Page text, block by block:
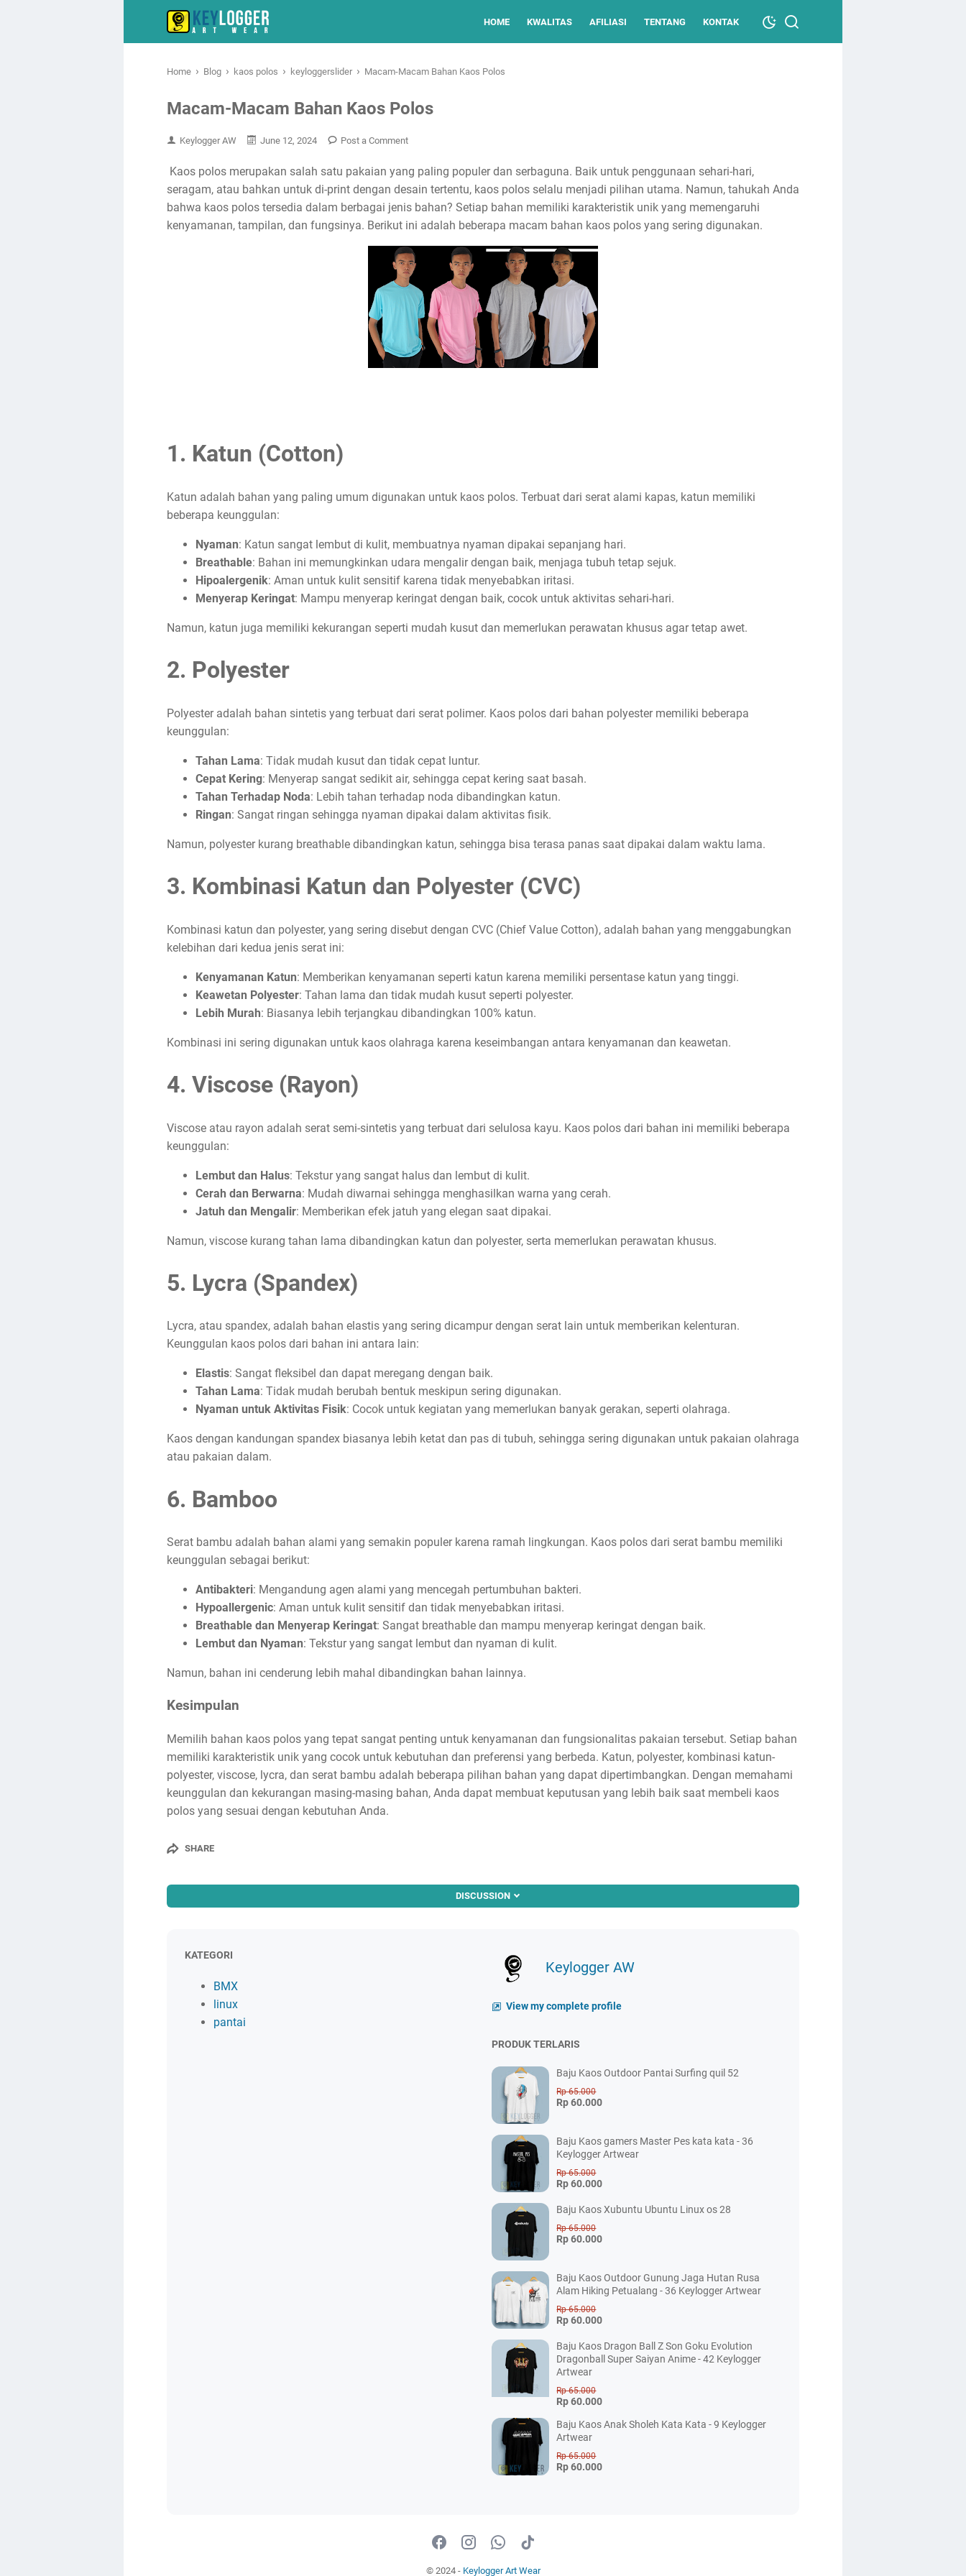
HOME KWALITAS AFILIASI TENTANG KONTAK
Home › Blog › kaos polos › keyloggerslider › Macam-Macam Bahan Kaos Polos
Macam-Macam Bahan Kaos Polos
Keylogger AW June 12, 2024 Post a Comment
Kaos polos merupakan salah satu pakaian yang paling populer dan serbaguna. Baik untuk penggunaan sehari-hari,
seragam, atau bahkan untuk di-print dengan desain tertentu, kaos polos selalu menjadi pilihan utama. Namun, tahukah Anda
bahwa kaos polos tersedia dalam berbagai jenis bahan? Setiap bahan memiliki karakteristik unik yang memengaruhi
kenyamanan, tampilan, dan fungsinya. Berikut ini adalah beberapa macam bahan kaos polos yang sering digunakan.
1. Katun (Cotton)
Katun adalah bahan yang paling umum digunakan untuk kaos polos. Terbuat dari serat alami kapas, katun memiliki
beberapa keunggulan:
Nyaman: Katun sangat lembut di kulit, membuatnya nyaman dipakai sepanjang hari.
Breathable: Bahan ini memungkinkan udara mengalir dengan baik, menjaga tubuh tetap sejuk.
Hipoalergenik: Aman untuk kulit sensitif karena tidak menyebabkan iritasi.
Menyerap Keringat: Mampu menyerap keringat dengan baik, cocok untuk aktivitas sehari-hari.
Namun, katun juga memiliki kekurangan seperti mudah kusut dan memerlukan perawatan khusus agar tetap awet.
2. Polyester
Polyester adalah bahan sintetis yang terbuat dari serat polimer. Kaos polos dari bahan polyester memiliki beberapa
keunggulan:
Tahan Lama: Tidak mudah kusut dan tidak cepat luntur.
Cepat Kering: Menyerap sangat sedikit air, sehingga cepat kering saat basah.
Tahan Terhadap Noda: Lebih tahan terhadap noda dibandingkan katun.
Ringan: Sangat ringan sehingga nyaman dipakai dalam aktivitas fisik.
Namun, polyester kurang breathable dibandingkan katun, sehingga bisa terasa panas saat dipakai dalam waktu lama.
3. Kombinasi Katun dan Polyester (CVC)
Kombinasi katun dan polyester, yang sering disebut dengan CVC (Chief Value Cotton), adalah bahan yang menggabungkan
kelebihan dari kedua jenis serat ini:
Kenyamanan Katun: Memberikan kenyamanan seperti katun karena memiliki persentase katun yang tinggi.
Keawetan Polyester: Tahan lama dan tidak mudah kusut seperti polyester.
Lebih Murah: Biasanya lebih terjangkau dibandingkan 100% katun.
Kombinasi ini sering digunakan untuk kaos olahraga karena keseimbangan antara kenyamanan dan keawetan.
4. Viscose (Rayon)
Viscose atau rayon adalah serat semi-sintetis yang terbuat dari selulosa kayu. Kaos polos dari bahan ini memiliki beberapa
keunggulan:
Lembut dan Halus: Tekstur yang sangat halus dan lembut di kulit.
Cerah dan Berwarna: Mudah diwarnai sehingga menghasilkan warna yang cerah.
Jatuh dan Mengalir: Memberikan efek jatuh yang elegan saat dipakai.
Namun, viscose kurang tahan lama dibandingkan katun dan polyester, serta memerlukan perawatan khusus.
5. Lycra (Spandex)
Lycra, atau spandex, adalah bahan elastis yang sering dicampur dengan serat lain untuk memberikan kelenturan.
Keunggulan kaos polos dari bahan ini antara lain:
Elastis: Sangat fleksibel dan dapat meregang dengan baik.
Tahan Lama: Tidak mudah berubah bentuk meskipun sering digunakan.
Nyaman untuk Aktivitas Fisik: Cocok untuk kegiatan yang memerlukan banyak gerakan, seperti olahraga.
Kaos dengan kandungan spandex biasanya lebih ketat dan pas di tubuh, sehingga sering digunakan untuk pakaian olahraga
atau pakaian dalam.
6. Bamboo
Serat bambu adalah bahan alami yang semakin populer karena ramah lingkungan. Kaos polos dari serat bambu memiliki
keunggulan sebagai berikut:
Antibakteri: Mengandung agen alami yang mencegah pertumbuhan bakteri.
Hypoallergenic: Aman untuk kulit sensitif dan tidak menyebabkan iritasi.
Breathable dan Menyerap Keringat: Sangat breathable dan mampu menyerap keringat dengan baik.
Lembut dan Nyaman: Tekstur yang sangat lembut dan nyaman di kulit.
Namun, bahan ini cenderung lebih mahal dibandingkan bahan lainnya.
Kesimpulan
Memilih bahan kaos polos yang tepat sangat penting untuk kenyamanan dan fungsionalitas pakaian tersebut. Setiap bahan
memiliki karakteristik unik yang cocok untuk kebutuhan dan preferensi yang berbeda. Katun, polyester, kombinasi katun-
polyester, viscose, lycra, dan serat bambu adalah beberapa pilihan bahan yang dapat dipertimbangkan. Dengan memahami
keunggulan dan kekurangan masing-masing bahan, Anda dapat membuat keputusan yang lebih baik saat membeli kaos
polos yang sesuai dengan kebutuhan Anda.
SHARE
DISCUSSION
KATEGORI
BMX
linux
pantai
Keylogger AW
View my complete profile
PRODUK TERLARIS
Baju Kaos Outdoor Pantai Surfing quil 52
Rp 65.000
Rp 60.000
Baju Kaos gamers Master Pes kata kata - 36
Keylogger Artwear
Rp 65.000
Rp 60.000
Baju Kaos Xubuntu Ubuntu Linux os 28
Rp 65.000
Rp 60.000
Baju Kaos Outdoor Gunung Jaga Hutan Rusa
Alam Hiking Petualang - 36 Keylogger Artwear
Rp 65.000
Rp 60.000
Baju Kaos Dragon Ball Z Son Goku Evolution
Dragonball Super Saiyan Anime - 42 Keylogger
Artwear
Rp 65.000
Rp 60.000
Baju Kaos Anak Sholeh Kata Kata - 9 Keylogger
Artwear
Rp 65.000
Rp 60.000
© 2024 - Keylogger Art Wear